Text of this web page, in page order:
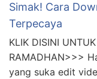
Simak! Cara
Terpecaya
KLIK DISINI
RAMADHAN>>>
yang suka edit